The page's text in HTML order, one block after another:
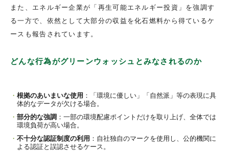
また、エネルギー企業が「再生可能エネルギー投資」を強調す
る一方で、依然として大部分の収益を化石燃料から得ているケ
ースも報告されています。
どんな行為がグリーンウォッシュとみなされるのか
根拠のあいまいな使用 ：「環境に優しい」「自然派」等の表現に具
体的なデータが欠ける場合。
部分的な強調 ：一部の環境配慮ポイントだけを取り上げ、全体では
環境負荷が高い場合。
不十分な認証制度の利用 ：自社独自のマークを使用し、公的機関に
よる認証と誤認させるケース。